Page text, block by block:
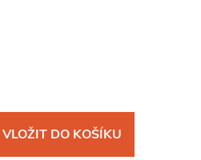
VLOŽIT DO KOŠÍKU